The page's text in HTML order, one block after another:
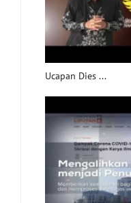
Ucapan Dies ...